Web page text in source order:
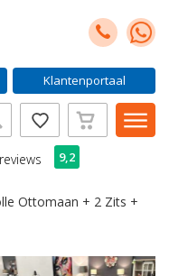
Klantenportaal
reviews 9,2
Ottomaan + 2 Zits +